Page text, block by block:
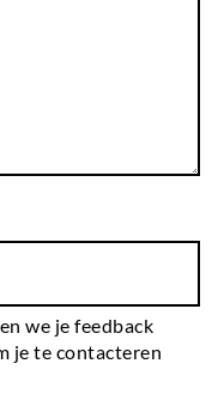
we je feedback
je te contacteren